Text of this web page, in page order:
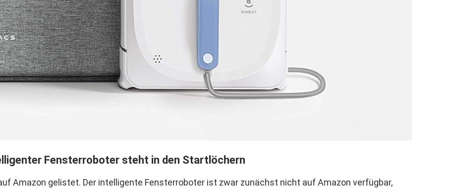
Fensterroboter steht in den Startlöchern
Amazon gelistet. Der intelligente Fensterroboter ist zwar zunächst nicht auf Amazon verfügbar,